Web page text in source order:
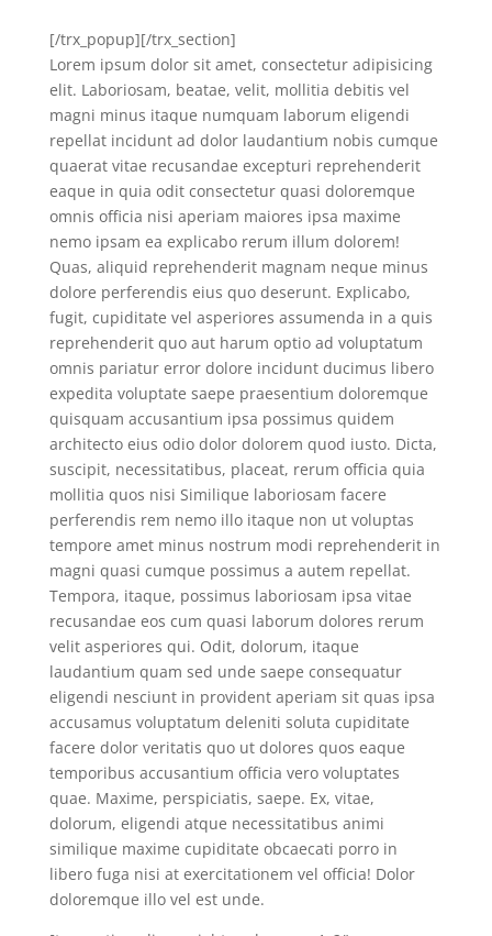
[/trx_popup][/trx_section]
Lorem ipsum dolor sit amet, consectetur adipisicing
elit. Laboriosam, beatae, velit, mollitia debitis vel
magni minus itaque numquam laborum eligendi
repellat incidunt ad dolor laudantium nobis cumque
quaerat vitae recusandae excepturi reprehenderit
eaque in quia odit consectetur quasi doloremque
omnis officia nisi aperiam maiores ipsa maxime
nemo ipsam ea explicabo rerum illum dolorem!
Quas, aliquid reprehenderit magnam neque minus
dolore perferendis eius quo deserunt. Explicabo,
fugit, cupiditate vel asperiores assumenda in a quis
reprehenderit quo aut harum optio ad voluptatum
omnis pariatur error dolore incidunt ducimus libero
expedita voluptate saepe praesentium doloremque
quisquam accusantium ipsa possimus quidem
architecto eius odio dolor dolorem quod iusto. Dicta,
suscipit, necessitatibus, placeat, rerum officia quia
mollitia quos nisi Similique laboriosam facere
perferendis rem nemo illo itaque non ut voluptas
tempore amet minus nostrum modi reprehenderit in
magni quasi cumque possimus a autem repellat.
Tempora, itaque, possimus laboriosam ipsa vitae
recusandae eos cum quasi laborum dolores rerum
velit asperiores qui. Odit, dolorum, itaque
laudantium quam sed unde saepe consequatur
eligendi nesciunt in provident aperiam sit quas ipsa
accusamus voluptatum deleniti soluta cupiditate
facere dolor veritatis quo ut dolores quos eaque
temporibus accusantium officia vero voluptates
quae. Maxime, perspiciatis, saepe. Ex, vitae,
dolorum, eligendi atque necessitatibus animi
similique maxime cupiditate obcaecati porro in
libero fuga nisi at exercitationem vel officia! Dolor
doloremque illo vel est unde.